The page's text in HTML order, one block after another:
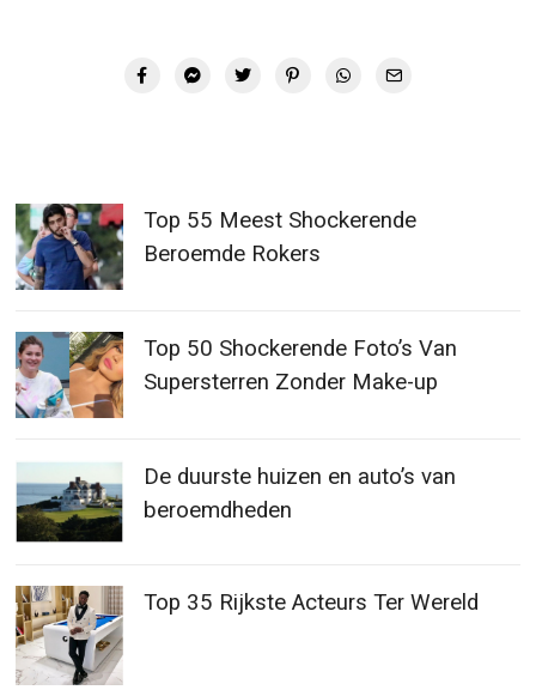
Top 55 Meest Shockerende
Beroemde Rokers
Top 50 Shockerende Foto’s Van
Supersterren Zonder Make-up
De duurste huizen en auto’s van
beroemdheden
Top 35 Rijkste Acteurs Ter Wereld